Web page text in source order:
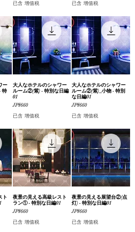
已含 增值税
已含 增值税
ー
特
快速瀏覽
大人なホテルのシャワー
ルーム②(紫) - 特別な日編
01
價格
JP¥660
已含 增值税
快速瀏覽
大人なホテルのシャワー
ルーム②(紫)_小物 - 特別
な日編01
價格
JP¥660
已含 增值税
ト
快速瀏覽
夜景の見える高級レスト
ラン① - 特別な日編01
價格
JP¥660
已含 增值税
快速瀏覽
夜景の見える展望台②(点
灯) - 特別な日編01
價格
JP¥660
已含 增值税